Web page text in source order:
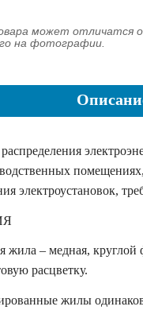
может отличатся
на фотографии.
электроустановок,
жила – медная,
расцветку.
жилы